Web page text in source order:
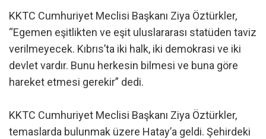
KKTC Cumhuriyet Meclisi Başkanı Ziya Öztürkler,
“Egemen eşitlikten ve eşit uluslararası statüden taviz
verilmeyecek. Kıbrıs’ta iki halk, iki demokrasi ve iki
devlet vardır. Bunu herkesin bilmesi ve buna göre
hareket etmesi gerekir” dedi.
KKTC Cumhuriyet Meclisi Başkanı Ziya Öztürkler,
temaslarda bulunmak üzere Hatay’a geldi. Şehirdeki